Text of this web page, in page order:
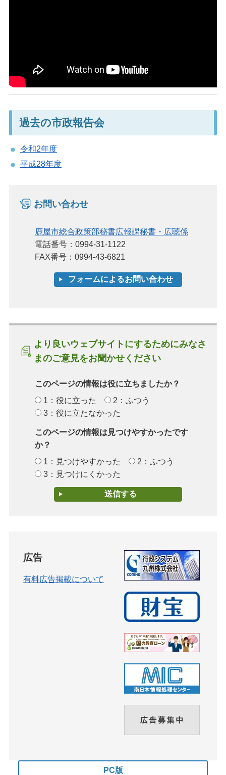
過去の市政報告会
令和2年度
平成28年度
お問い合わせ
鹿屋市総合政策部秘書広報課秘書・広聴係
電話番号：0994-31-1122
FAX番号：0994-43-6821
より良いウェブサイトにするためにみなさ
まのご意見をお聞かせください
このページの情報は役に立ちましたか？
1：役に立った
2：ふつう
3：役に立たなかった
このページの情報は見つけやすかったです
か？
1：見つけやすかった
2：ふつう
3：見つけにくかった
広告
有料広告掲載について
PC版